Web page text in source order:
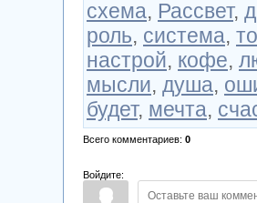
схема, Рассвет,
роль, система,
настрой, кофе,
мысли, душа,
будет, мечта,
Всего комментариев: 0
Войдите: